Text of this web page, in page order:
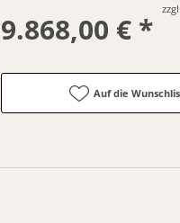
9.868,00 € *
Auf die